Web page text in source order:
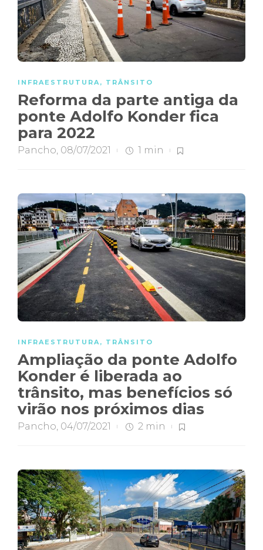
INFRAESTRUTURA, TRÂNSITO
Reforma da parte antiga da
ponte Adolfo Konder fica
para 2022
Pancho, 08/07/2021 1 min
INFRAESTRUTURA, TRÂNSITO
Ampliação da ponte Adolfo
Konder é liberada ao
trânsito, mas benefícios só
virão nos próximos dias
Pancho, 04/07/2021 2 min